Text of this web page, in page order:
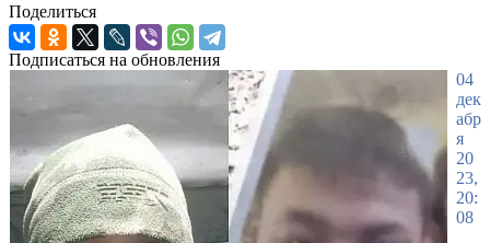
Поделиться
Подписаться на обновления
04
дек
абр
я
20
23,
20:
08